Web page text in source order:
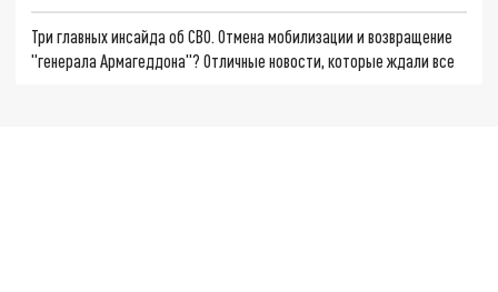
Три главных инсайда об СВО. Отмена мобилизации и возвращение
"генерала Армагеддона"? Отличные новости, которые ждали все